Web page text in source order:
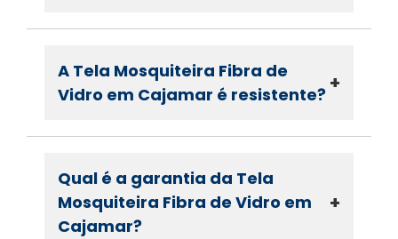
A Tela Mosquiteira Fibra de
Vidro em Cajamar é resistente? +
Qual é a garantia da Tela
Mosquiteira Fibra de Vidro em
Cajamar?
+